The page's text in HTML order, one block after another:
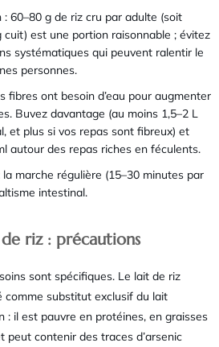
60–80 g de riz cru par adulte (soit
cuit) est une portion raisonnable ; évitez
systématiques qui peuvent ralentir le
personnes.
fibres ont besoin d’eau pour augmenter
Buvez davantage (au moins 1,5–2 L
et plus si vos repas sont fibreux) et
autour des repas riches en féculents.
marche régulière (15–30 minutes par
intestinal.
riz : précautions
sont spécifiques. Le lait de riz
comme substitut exclusif du lait
: il est pauvre en protéines, en graisses
peut contenir des traces d’arsenic